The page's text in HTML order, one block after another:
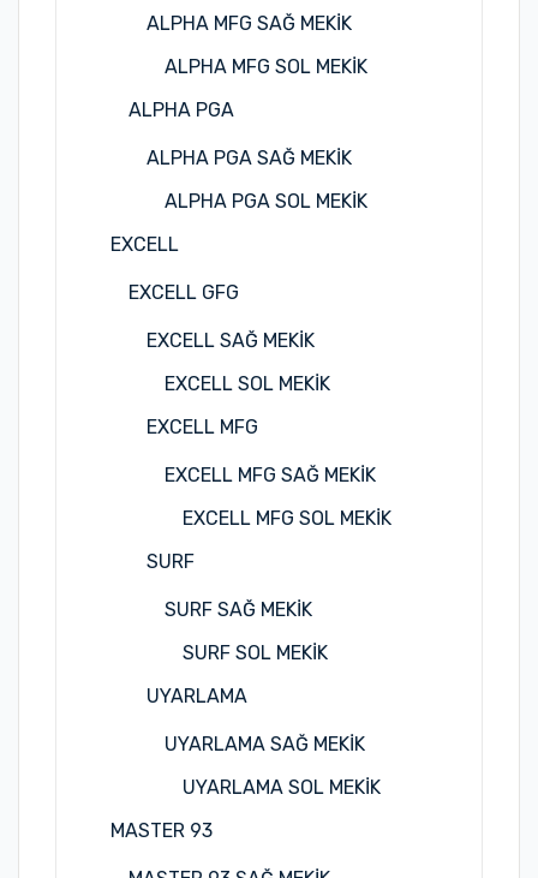
ALPHA MFG SAĞ MEKİK
ALPHA MFG SOL MEKİK
ALPHA PGA
ALPHA PGA SAĞ MEKİK
ALPHA PGA SOL MEKİK
EXCELL
EXCELL GFG
EXCELL SAĞ MEKİK
EXCELL SOL MEKİK
EXCELL MFG
EXCELL MFG SAĞ MEKİK
EXCELL MFG SOL MEKİK
SURF
SURF SAĞ MEKİK
SURF SOL MEKİK
UYARLAMA
UYARLAMA SAĞ MEKİK
UYARLAMA SOL MEKİK
MASTER 93